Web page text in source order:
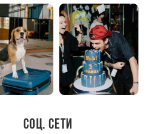
Соц. сети